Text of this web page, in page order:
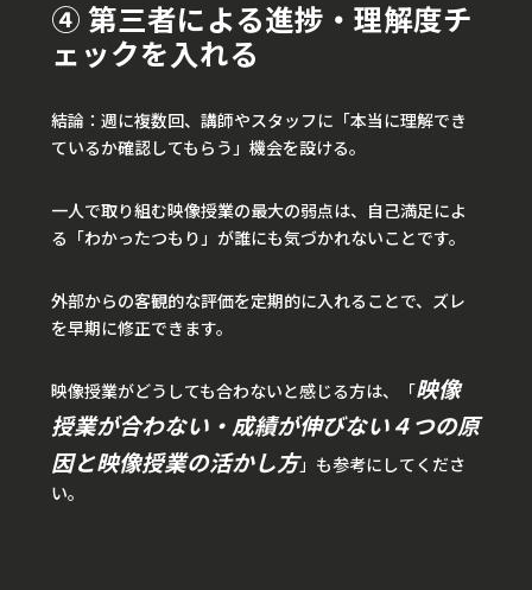
④ 第三者による進捗・理解度チ
ェックを入れる
結論：週に複数回、講師やスタッフに「本当に理解でき
ているか確認してもらう」機会を設ける。
一人で取り組む映像授業の最大の弱点は、自己満足によ
る「わかったつもり」が誰にも気づかれないことです。
外部からの客観的な評価を定期的に入れることで、ズレ
を早期に修正できます。
映像授業がどうしても合わないと感じる方は、「映像
授業が合わない・成績が伸びない４つの原
因と映像授業の活かし方」も参考にしてくださ
い。